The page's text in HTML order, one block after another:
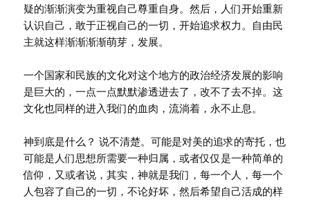
疑的渐渐演变为重视自己尊重自身。然后，人们开始重新
认识自己，敢于正视自己的一切，开始追求权力。自由民
主就这样渐渐渐渐萌芽，发展。
一个国家和民族的文化对这个地方的政治经济发展的影响
是巨大的，一点一点默默渗透进去了，改不了去不掉。这
文化也同样的进入我们的血肉，流淌着，永不止息。
神到底是什么？ 说不清楚。可能是对美的追求的寄托，也
可能是人们思想所需要一种归属，或者仅仅是一种简单的
信仰，又或者说，其实，神就是我们，每一个人，每一个
人包容了自己的一切，不论好坏，然后希望自己活成的样